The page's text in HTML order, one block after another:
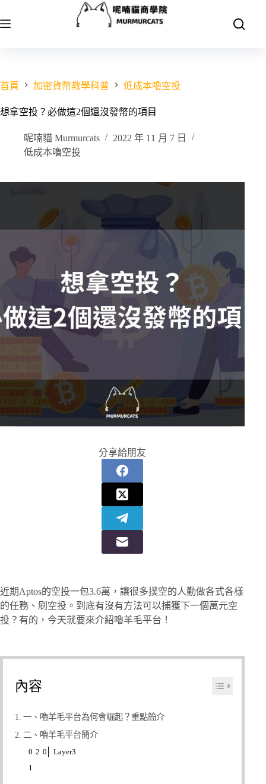
至
容
首頁 加密貨幣教學科普 低成本嚕空投
想拿空投？必做這2個還沒發幣的項目
呢喃貓 Murmurcats
2022 年 11 月 7 日
低成本嚕空投
分享給朋友
近期Aptos的空投一包3.6萬，讓很多撲空的人勤做各式各樣
的任務、刷空投。到底有沒有方法可以捕獲下一個萬元空
投？有的，今天就要來介紹嚕羊毛平台！
內容
一、嚕羊毛平台為何會崛起？重點簡介
二、嚕羊毛平台簡介
Layer3